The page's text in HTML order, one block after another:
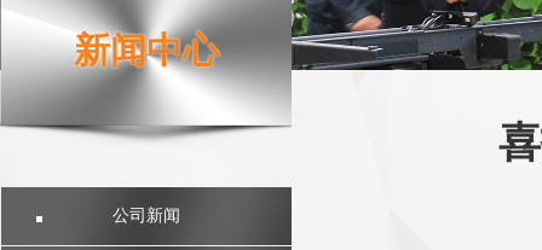
新闻中心
公司新闻